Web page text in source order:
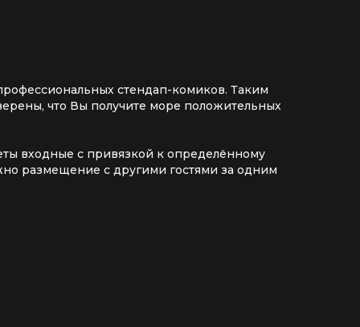
стендап-комиков. Таким
что Вы получите море положительных
входные с привязкой к определённому
размещение с другими гостями за одним